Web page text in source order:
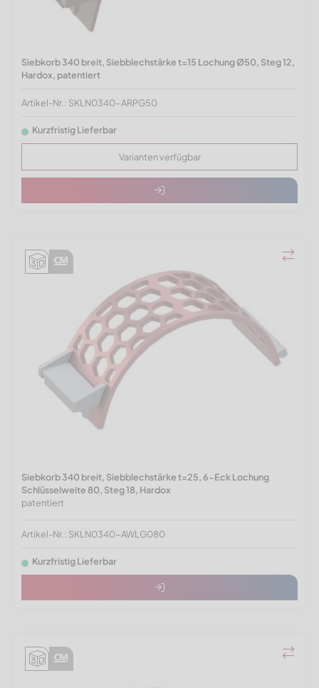
Siebkorb 340 breit, Siebblechstärke t=15 Lochung Ø50, Steg 12,
Hardox, patentiert
Artikel-Nr.: SKLN0340-ARPG50
Kurzfristig Lieferbar
Varianten verfügbar
Siebkorb 340 breit, Siebblechstärke t=25, 6-Eck Lochung
Schlüsselweite 80, Steg 18, Hardox
patentiert
Artikel-Nr.: SKLN0340-AWLG080
Kurzfristig Lieferbar